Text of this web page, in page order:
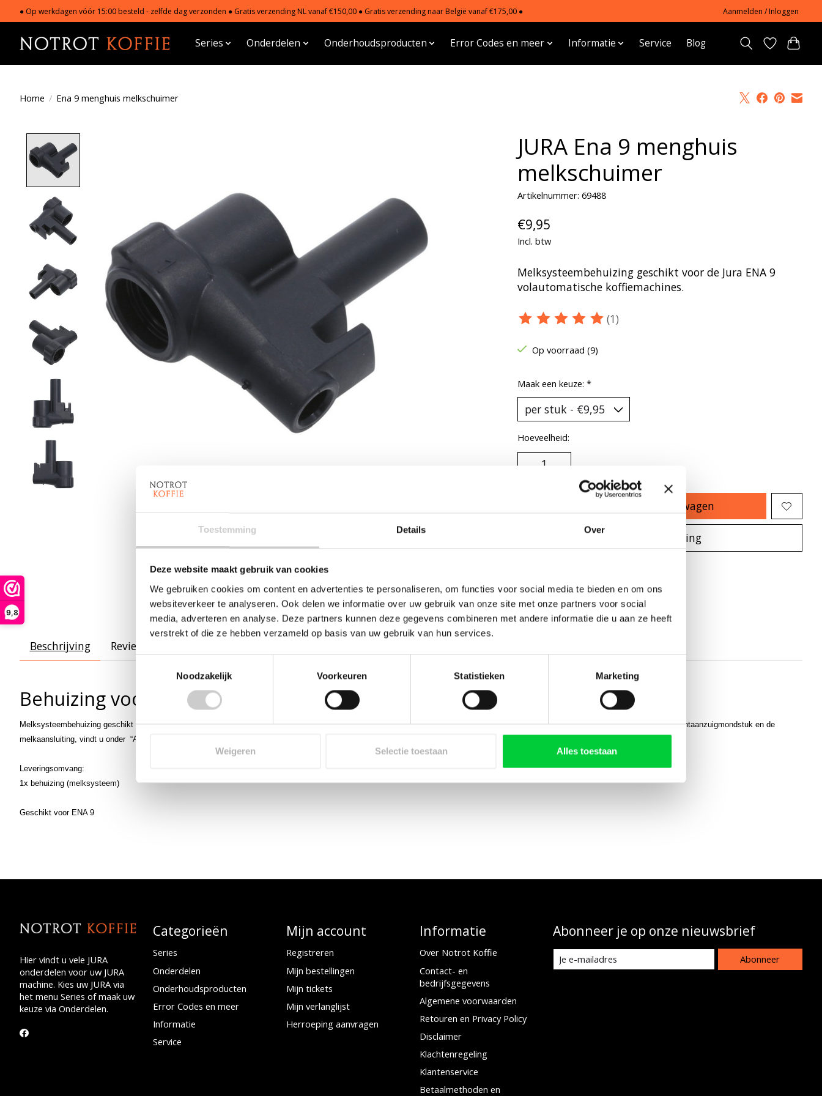
Toestemming Details Over
Deze website maakt gebruik van cookies
We gebruiken cookies om content en advertenties te personaliseren, om functies voor social media te bieden en om ons
websiteverkeer te analyseren. Ook delen we informatie over uw gebruik van onze site met onze partners voor social
media, adverteren en analyse. Deze partners kunnen deze gegevens combineren met andere informatie die u aan ze heeft
verstrekt of die ze hebben verzameld op basis van uw gebruik van hun services.
Toestemmingsselectie
Noodzakelijk
Voorkeuren Statistieken Marketing
Weigeren Selectie toestaan Alles toestaan
9,8
● Op werkdagen vóór 15:00 besteld - zelfde dag verzonden ● Gratis verzending NL vanaf €150,00 ● Gratis verzending naar België vanaf €175,00 ● Aanmelden / Inloggen
Series Onderdelen Onderhoudsproducten Error Codes en meer Informatie Service Blog
Home / Ena 9 menghuis melkschuimer
JURA Ena 9 menghuis
melkschuimer
Artikelnummer: 69488
€9,95
Incl. btw
Melksysteembehuizing geschikt voor de Jura ENA 9
volautomatische koffiemachines.
De beoordeling van dit product is
(1)
Op voorraad (9)
Maak een keuze: *
Hoeveelheid:
Toevoegen aan winkelwagen
Plaats bestelling
Beschrijving Reviews (1)
Behuizing voor melkopschuimer/melksysteem
Melksysteembehuizing geschikt voor de Jura ENA 9 volautomatische koffiemachines. De bijbehorende opzetstukken voor de melksysteembehuizing, zoals het opschuimmondstuk, het luchtaanzuigmondstuk en de
melkaansluiting, vindt u onder “Aanbevolen accessoires” .
Leveringsomvang:
1x behuizing (melksysteem)
Geschikt voor ENA 9
Hier vindt u vele JURA
onderdelen voor uw JURA
machine. Kies uw JURA via
het menu Series of maak uw
keuze via Onderdelen.
Categorieën
Series
Onderdelen
Onderhoudsproducten
Error Codes en meer
Informatie
Service
Mijn account
Registreren
Mijn bestellingen
Mijn tickets
Mijn verlanglijst
Herroeping aanvragen
Informatie
Over Notrot Koffie
Contact- en
bedrijfsgegevens
Algemene voorwaarden
Retouren en Privacy Policy
Disclaimer
Klachtenregeling
Klantenservice
Betaalmethoden en
Abonneer je op onze nieuwsbrief
Abonneer